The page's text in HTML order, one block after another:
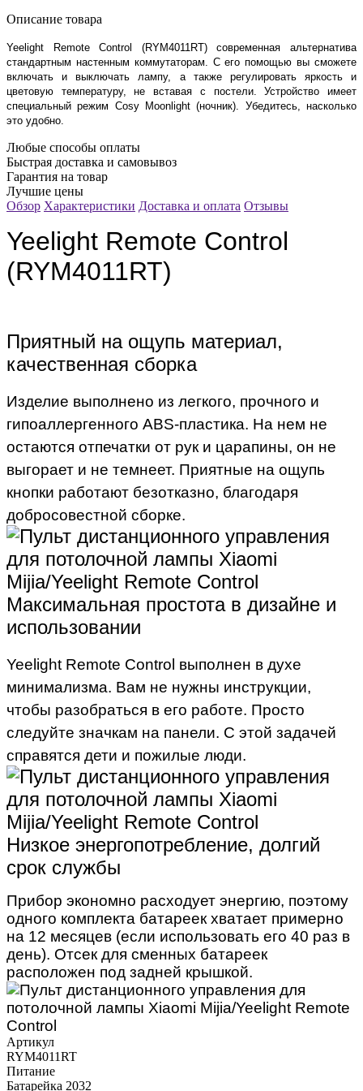
Описание товара
Yeelight Remote Control (RYM4011RT) современная альтернатива
стандартным настенным коммутаторам. С его помощью вы сможете
включать и выключать лампу, а также регулировать яркость и
цветовую температуру, не вставая с постели. Устройство имеет
специальный режим Cosy Moonlight (ночник). Убедитесь, насколько
это удобно.
Любые способы оплаты
Быстрая доставка и самовывоз
Гарантия на товар
Лучшие цены
Обзор Характеристики Доставка и оплата Отзывы
Yeelight Remote Control
(RYM4011RT)
Приятный на ощупь материал,
качественная сборка
Изделие выполнено из легкого, прочного и
гипоаллергенного ABS-пластика. На нем не
остаются отпечатки от рук и царапины, он не
выгорает и не темнеет. Приятные на ощупь
кнопки работают безотказно, благодаря
добросовестной сборке.
Максимальная простота в дизайне и
использовании
Yeelight Remote Control выполнен в духе
минимализма. Вам не нужны инструкции,
чтобы разобраться в его работе. Просто
следуйте значкам на панели. С этой задачей
справятся дети и пожилые люди.
Низкое энергопотребление, долгий
срок службы
Прибор экономно расходует энергию, поэтому
одного комплекта батареек хватает примерно
на 12 месяцев (если использовать его 40 раз в
день). Отсек для сменных батареек
расположен под задней крышкой.
Артикул
RYM4011RT
Питание
Батарейка 2032